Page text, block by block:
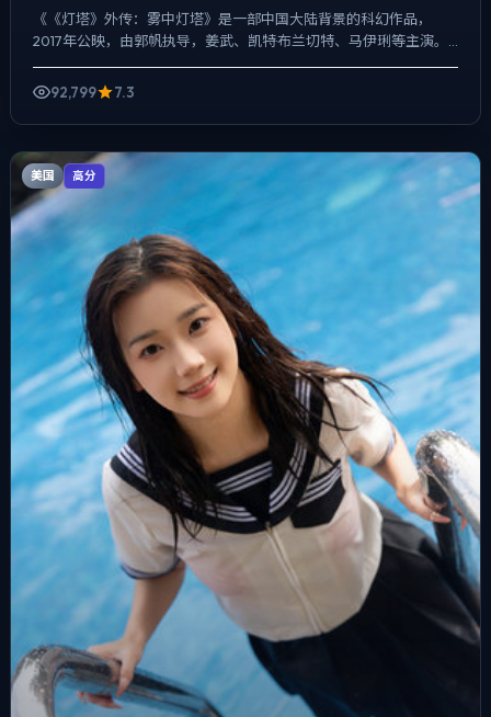
《《灯塔》外传：雾中灯塔》是一部中国大陆背景的科幻作品，
2017年公映，由郭帆执导，姜武、凯特·布兰切特、马伊琍等主演。
用双线叙事把过去与现在拧成一股绳，爱情线并不喧宾夺主，却...
92,799
7.3
美国 高分